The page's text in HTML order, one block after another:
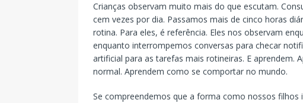
Crianças observam muito mais do que escutam.
cem vezes por dia. Passamos mais de cinco horas
rotina. Para eles, é referência. Eles nos observam
enquanto interrompemos conversas para checar
artificial para as tarefas mais rotineiras. E aprendem.
normal. Aprendem como se comportar no mundo.
Se compreendemos que a forma como nossos